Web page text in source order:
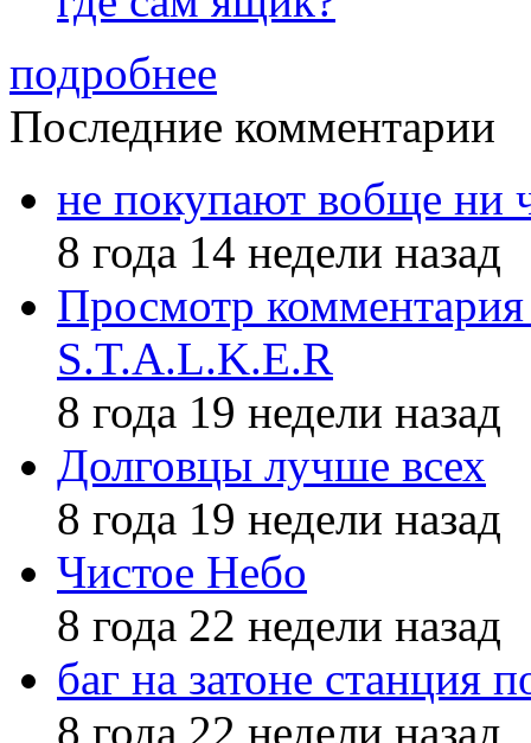
подробнее
Последние комментарии
не покупают вобще ни
8 года 14 недели назад
Просмотр
S.T.A.L.K.E.R
8 года 19 недели назад
Долговцы лучше всех
8 года 19 недели назад
Чистое Небо
8 года 22 недели назад
баг на затоне станция
8 года 22 недели назад